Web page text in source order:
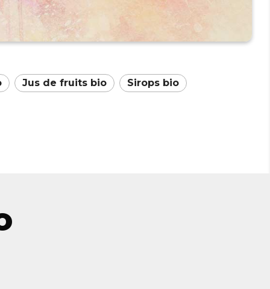
Jus de fruits bio Sirops bio